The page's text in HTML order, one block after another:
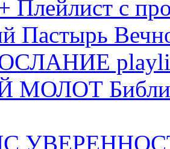
Плейлист с
Пастырь
Библия